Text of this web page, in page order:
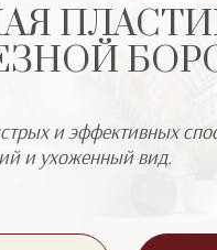
Косметология
Диагностика
Косметология →
Фигуры →
и эффективных
и ухоженный вид.